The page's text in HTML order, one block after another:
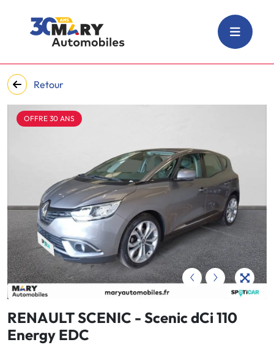
Retour
‹ ›
OFFRE 30 ANS
RENAULT SCENIC - Scenic dCi 110
Energy EDC